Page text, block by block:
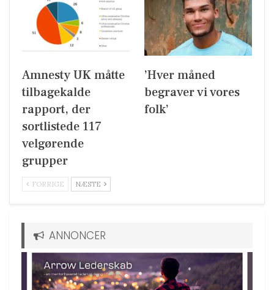
Amnesty UK måtte
tilbagekalde
rapport, der
sortlistede 117
velgørende
grupper
’Hver måned
begraver vi vores
folk’
FORRIGE NÆSTE
ANNONCER